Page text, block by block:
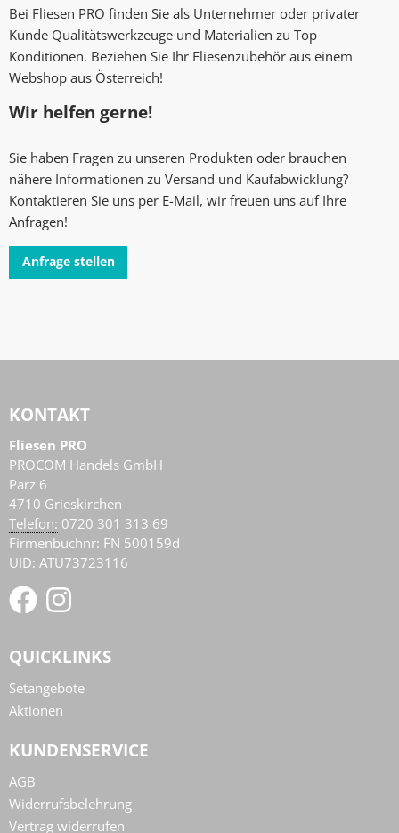
Bei Fliesen PRO finden Sie als Unternehmer oder privater
Kunde Qualitätswerkzeuge und Materialien zu Top
Konditionen. Beziehen Sie Ihr Fliesenzubehör aus einem
Webshop aus Österreich!
Wir helfen gerne!
Sie haben Fragen zu unseren Produkten oder brauchen
nähere Informationen zu Versand und Kaufabwicklung?
Kontaktieren Sie uns per E-Mail, wir freuen uns auf Ihre
Anfragen!
Anfrage stellen
KONTAKT
Fliesen PRO
PROCOM Handels GmbH
Parz 6
4710 Grieskirchen
AT
Telefon: 0720 301 313 69
Firmenbuchnr: FN 500159d
UID: ATU73723116
QUICKLINKS
Setangebote
Aktionen
KUNDENSERVICE
AGB
Widerrufsbelehrung
Vertrag widerrufen